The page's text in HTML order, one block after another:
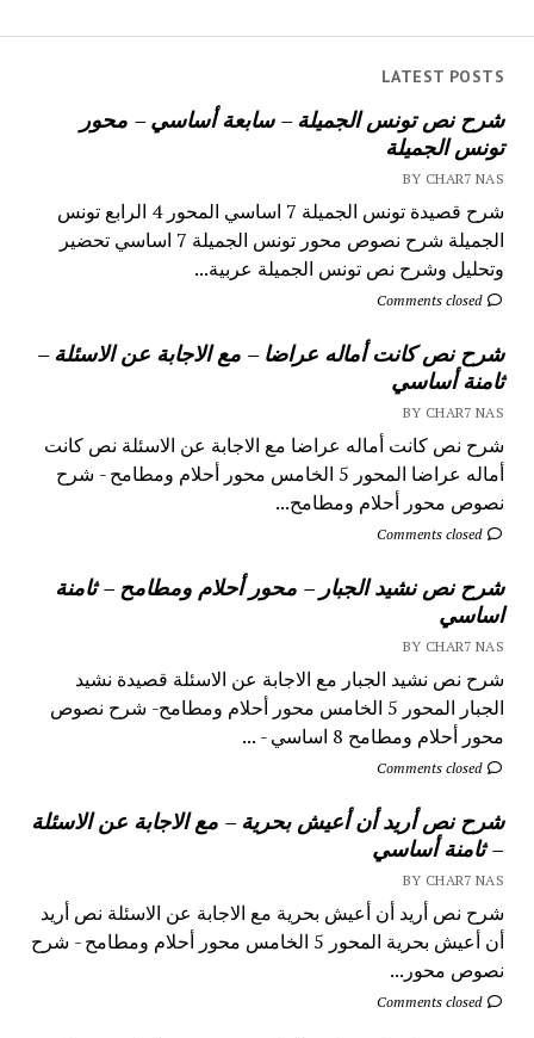
LATEST POSTS
شرح نص تونس الجميلة – سابعة أساسي – محور
تونس الجميلة
BY CHAR7 NAS
شرح قصيدة تونس الجميلة 7 اساسي المحور 4 الرابع تونس
الجميلة شرح نصوص محور تونس الجميلة 7 اساسي تحضير
وتحليل وشرح نص تونس الجميلة عربية...
Comments closed
شرح نص كانت أماله عراضا – مع الاجابة عن الاسئلة –
ثامنة أساسي
BY CHAR7 NAS
شرح نص كانت أماله عراضا مع الاجابة عن الاسئلة نص كانت
أماله عراضا المحور 5 الخامس محور أحلام ومطامح - شرح
نصوص محور أحلام ومطامح...
Comments closed
شرح نص نشيد الجبار – محور أحلام ومطامح – ثامنة
اساسي
BY CHAR7 NAS
شرح نص نشيد الجبار مع الاجابة عن الاسئلة قصيدة نشيد
الجبار المحور 5 الخامس محور أحلام ومطامح- شرح نصوص
محور أحلام ومطامح 8 اساسي - ...
Comments closed
شرح نص أريد أن أعيش بحرية – مع الاجابة عن الاسئلة
– ثامنة أساسي
BY CHAR7 NAS
شرح نص أريد أن أعيش بحرية مع الاجابة عن الاسئلة نص أريد
أن أعيش بحرية المحور 5 الخامس محور أحلام ومطامح - شرح
نصوص محور...
Comments closed